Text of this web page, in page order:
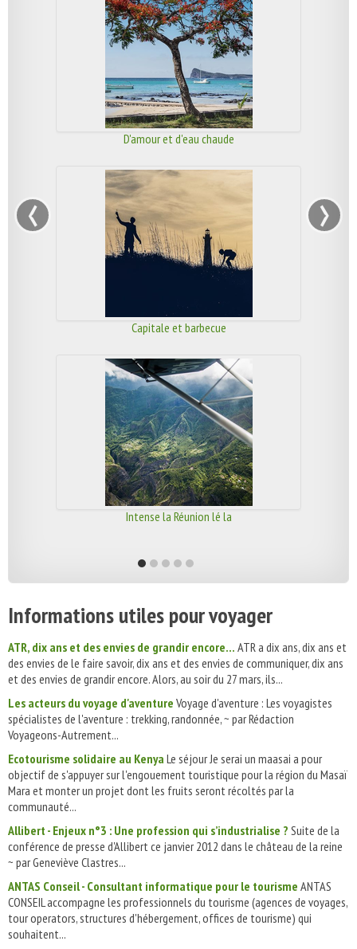
D'amour et d'eau chaude
Capitale et barbecue
Intense la Réunion lé la
‹ ›
Informations utiles pour voyager
ATR, dix ans et des envies de grandir encore... ATR a dix ans, dix ans et
des envies de le faire savoir, dix ans et des envies de communiquer, dix ans
et des envies de grandir encore. Alors, au soir du 27 mars, ils...
Les acteurs du voyage d'aventure Voyage d'aventure : Les voyagistes
spécialistes de l'aventure : trekking, randonnée, ~ par Rédaction
Voyageons-Autrement...
Ecotourisme solidaire au Kenya Le séjour Je serai un maasai a pour
objectif de s'appuyer sur l'engouement touristique pour la région du Masaï
Mara et monter un projet dont les fruits seront récoltés par la
communauté...
Allibert - Enjeux n°3 : Une profession qui s’industrialise ? Suite de la
conférence de presse d'Allibert ce janvier 2012 dans le château de la reine
~ par Geneviève Clastres...
ANTAS Conseil - Consultant informatique pour le tourisme ANTAS
CONSEIL accompagne les professionnels du tourisme (agences de voyages,
tour operators, structures d'hébergement, offices de tourisme) qui
souhaitent...